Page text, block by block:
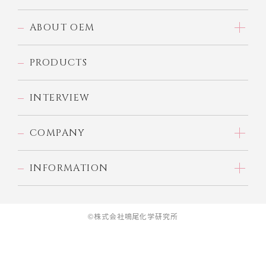
ABOUT OEM
PRODUCTS
INTERVIEW
COMPANY
INFORMATION
©株式会社鳴尾化学研究所